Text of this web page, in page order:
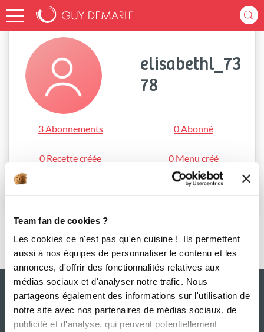
Team fan de cookies ?
Les cookies ce n'est pas qu'en cuisine ! Ils permettent
aussi à nos équipes de personnaliser le contenu et les
annonces, d'offrir des fonctionnalités relatives aux
médias sociaux et d'analyser notre trafic. Nous
partageons également des informations sur l'utilisation de
notre site avec nos partenaires de médias sociaux, de
publicité et d'analyse, qui peuvent potentiellement
Accueil elisabethl_7378
elisabethl_73
78
3 Abonnements 0 Abonné
0 Recette créée 0 Menu créé